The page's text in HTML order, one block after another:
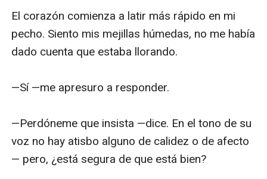
El corazón comienza a latir más rápido en mi
pecho. Siento mis mejillas húmedas, no me había
dado cuenta que estaba llorando.
—Sí —me apresuro a responder.
—Perdóneme que insista —dice. En el tono de su
voz no hay atisbo alguno de calidez o de afecto
— pero, ¿está segura de que está bien?